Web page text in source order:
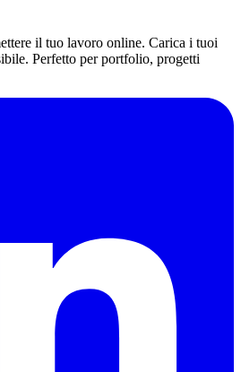
il tuo lavoro online. Carica i tuoi
Perfetto per portfolio, progetti